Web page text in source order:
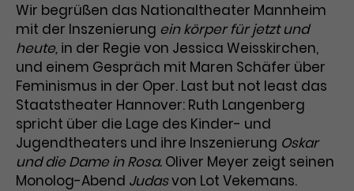
Wir begrüßen das Nationaltheater Mannheim
mit der Inszenierung ein körper für jetzt und
heute, in der Regie von Jessica Weisskirchen,
und einem Gespräch mit Maren Schäfer über
Feminismus in der Oper. Last but not least das
Staatstheater Hannover: Ruth Langenberg
spricht über die Lage des Kinder- und
Jugendtheaters und ihre Inszenierung Oskar
und die Dame in Rosa. Oliver Meyer zeigt seinen
Monolog-Abend Judasvon Lot Vekemans.